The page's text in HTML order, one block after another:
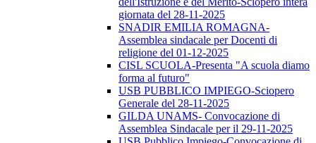
giornata del 28-11-2025
SNADIR EMILIA ROMAGNA-
Assemblea sindacale per Docenti di
religione del 01-12-2025
CISL SCUOLA-Presenta "A scuola diamo
forma al futuro"
USB PUBBLICO IMPIEGO-Sciopero
Generale del 28-11-2025
GILDA UNAMS- Convocazione di
Assemblea Sindacale per il 29-11-2025